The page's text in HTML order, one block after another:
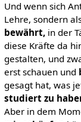
Und wenn sich
Lehre, sondern
bewährt,in der
diese Kräfte da
gestalten, und
erst schauen und
gesagt hat, was
studiert zu
Aber in dem